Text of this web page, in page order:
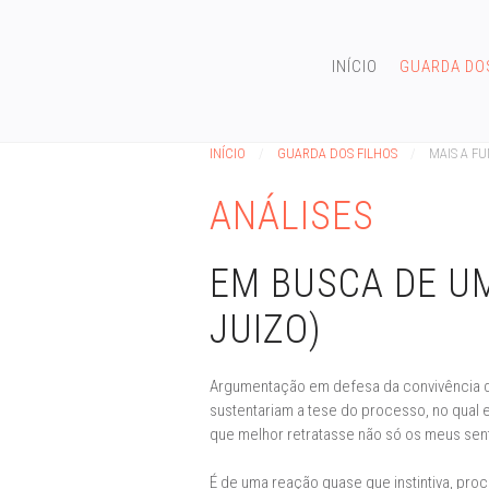
INÍCIO GUARDA
INÍCIO GUARDA DOS FILHOS MAIS A
ANÁLISES
EM BUSCA DE
JUIZO)
Argumentação em defesa da
sustentariam a tese do processo, no qual
que melhor retratasse não só os meus
É de uma reação quase que instintiva,